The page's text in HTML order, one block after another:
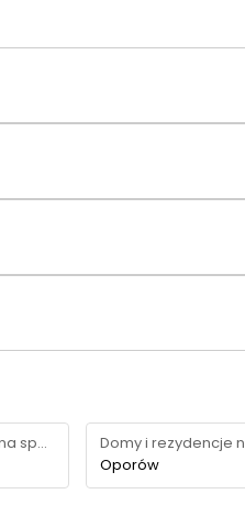
Domy i rezydencje na sprzedaż
Oporów